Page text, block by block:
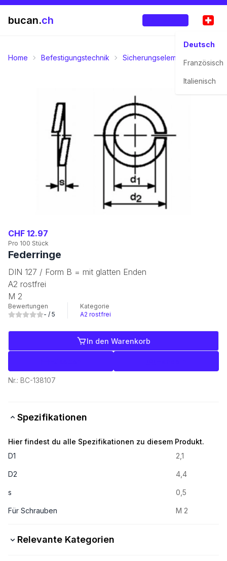
bucan.ch
Deutsch
Französisch
Italienisch
Home Befestigungstechnik Sicherungselemente
CHF 12.97
Pro 100 Stück
Federringe
DIN 127 / Form B = mit glatten Enden
A2 rostfrei
M 2
Bewertungen
- / 5
Kategorie
A2 rostfrei
In den Warenkorb
Nr.: BC-138107
Spezifikationen
Hier findest du alle Spezifikationen zu diesem Produkt.
D1
2,1
D2 4,4
s 0,5
Für Schrauben M 2
Relevante Kategorien